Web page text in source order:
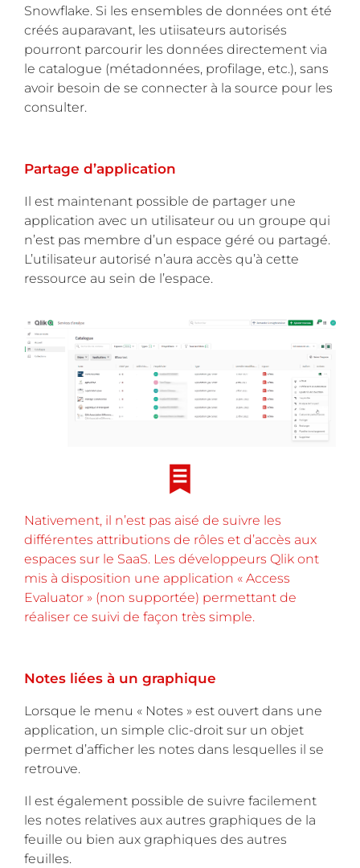
Snowflake. Si les ensembles de données ont été
créés auparavant, les utiisateurs autorisés
pourront parcourir les données directement via
le catalogue (métadonnées, profilage, etc.), sans
avoir besoin de se connecter à la source pour les
consulter.
Partage d’application
Il est maintenant possible de partager une
application avec un utilisateur ou un groupe qui
n’est pas membre d’un espace géré ou partagé.
L’utilisateur autorisé n’aura accès qu’à cette
ressource au sein de l’espace.
Nativement, il n’est pas aisé de suivre les
différentes attributions de rôles et d’accès aux
espaces sur le SaaS. Les développeurs Qlik ont
mis à disposition une application « Access
Evaluator » (non supportée) permettant de
réaliser ce suivi de façon très simple.
Notes liées à un graphique
Lorsque le menu « Notes » est ouvert dans une
application, un simple clic-droit sur un objet
permet d’afficher les notes dans lesquelles il se
retrouve.
Il est également possible de suivre facilement
les notes relatives aux autres graphiques de la
feuille ou bien aux graphiques des autres
feuilles.